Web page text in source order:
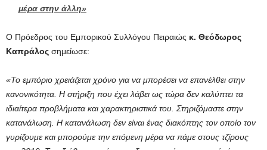
μέρα στην άλλη»
Ο Πρόεδρος του Εμπορικού Συλλόγου Πειραιώς κ. Θεόδωρος
Καπράλος σημείωσε:
«Το εμπόριο χρειάζεται χρόνο για να μπορέσει να επανέλθει στην
κανονικότητα. Η στήριξη που έχει λάβει ως τώρα δεν καλύπτει τα
ιδιαίτερα προβλήματα και χαρακτηριστικά του. Στηριζόμαστε στην
κατανάλωση. Η κατανάλωση δεν είναι ένας διακόπτης τον οποίο τον
γυρίζουμε και μπορούμε την επόμενη μέρα να πάμε στους τζίρους